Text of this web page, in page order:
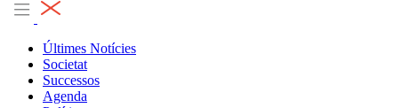
Últimes Notícies
Societat
Successos
Agenda